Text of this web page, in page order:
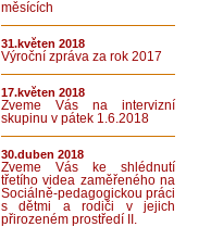
měsících
31.květen 2018
Výroční zpráva za rok 2017
17.květen 2018
Zveme Vás na intervizní
skupinu v pátek 1.6.2018
30.duben 2018
Zveme Vás ke shlédnutí
třetího videa zaměřeného na
Sociálně-pedagogickou práci
s dětmi a rodiči v jejich
přirozeném prostředí II.